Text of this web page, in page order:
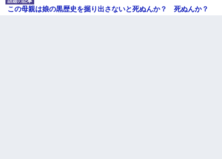
この母親は娘の黒歴史を掘り出さないと死ぬんか？ 死ぬんか？